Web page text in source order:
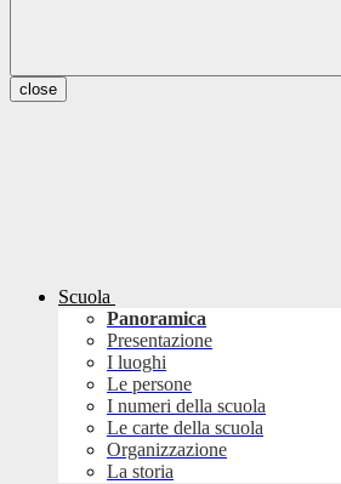
close
Scuola
Panoramica
Presentazione
I luoghi
Le persone
I numeri della scuola
Le carte della scuola
Organizzazione
La storia